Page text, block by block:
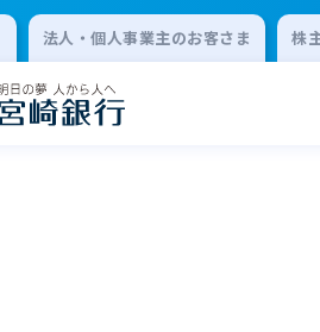
法人・個人事業主のお客さま 株